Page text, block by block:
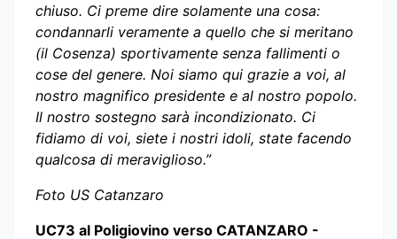
chiuso. Ci preme dire solamente una cosa:
condannarli veramente a quello che si meritano
(il Cosenza) sportivamente senza fallimenti o
cose del genere. Noi siamo qui grazie a voi, al
nostro magnifico presidente e al nostro popolo.
Il nostro sostegno sarà incondizionato. Ci
fidiamo di voi, siete i nostri idoli, state facendo
qualcosa di meraviglioso.”
Foto US Catanzaro
UC73 al Poligiovino verso CATANZARO -